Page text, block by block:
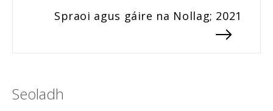
navigation
Next
Spraoi agus gáire na Nollag; 2021
Seoladh